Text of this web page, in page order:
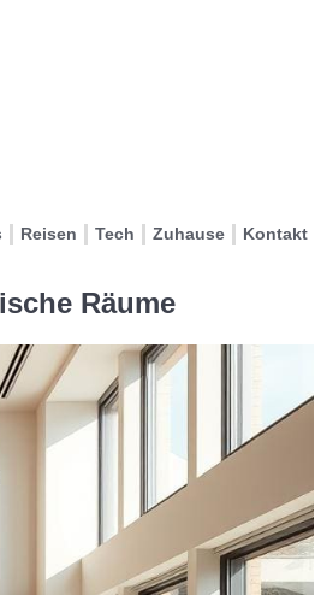
Reisen Tech Zuhause Kontakt
Räume